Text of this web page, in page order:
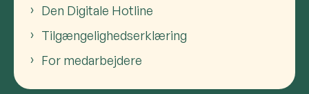
Den Digitale Hotline
Tilgængelighedserklæring
For medarbejdere